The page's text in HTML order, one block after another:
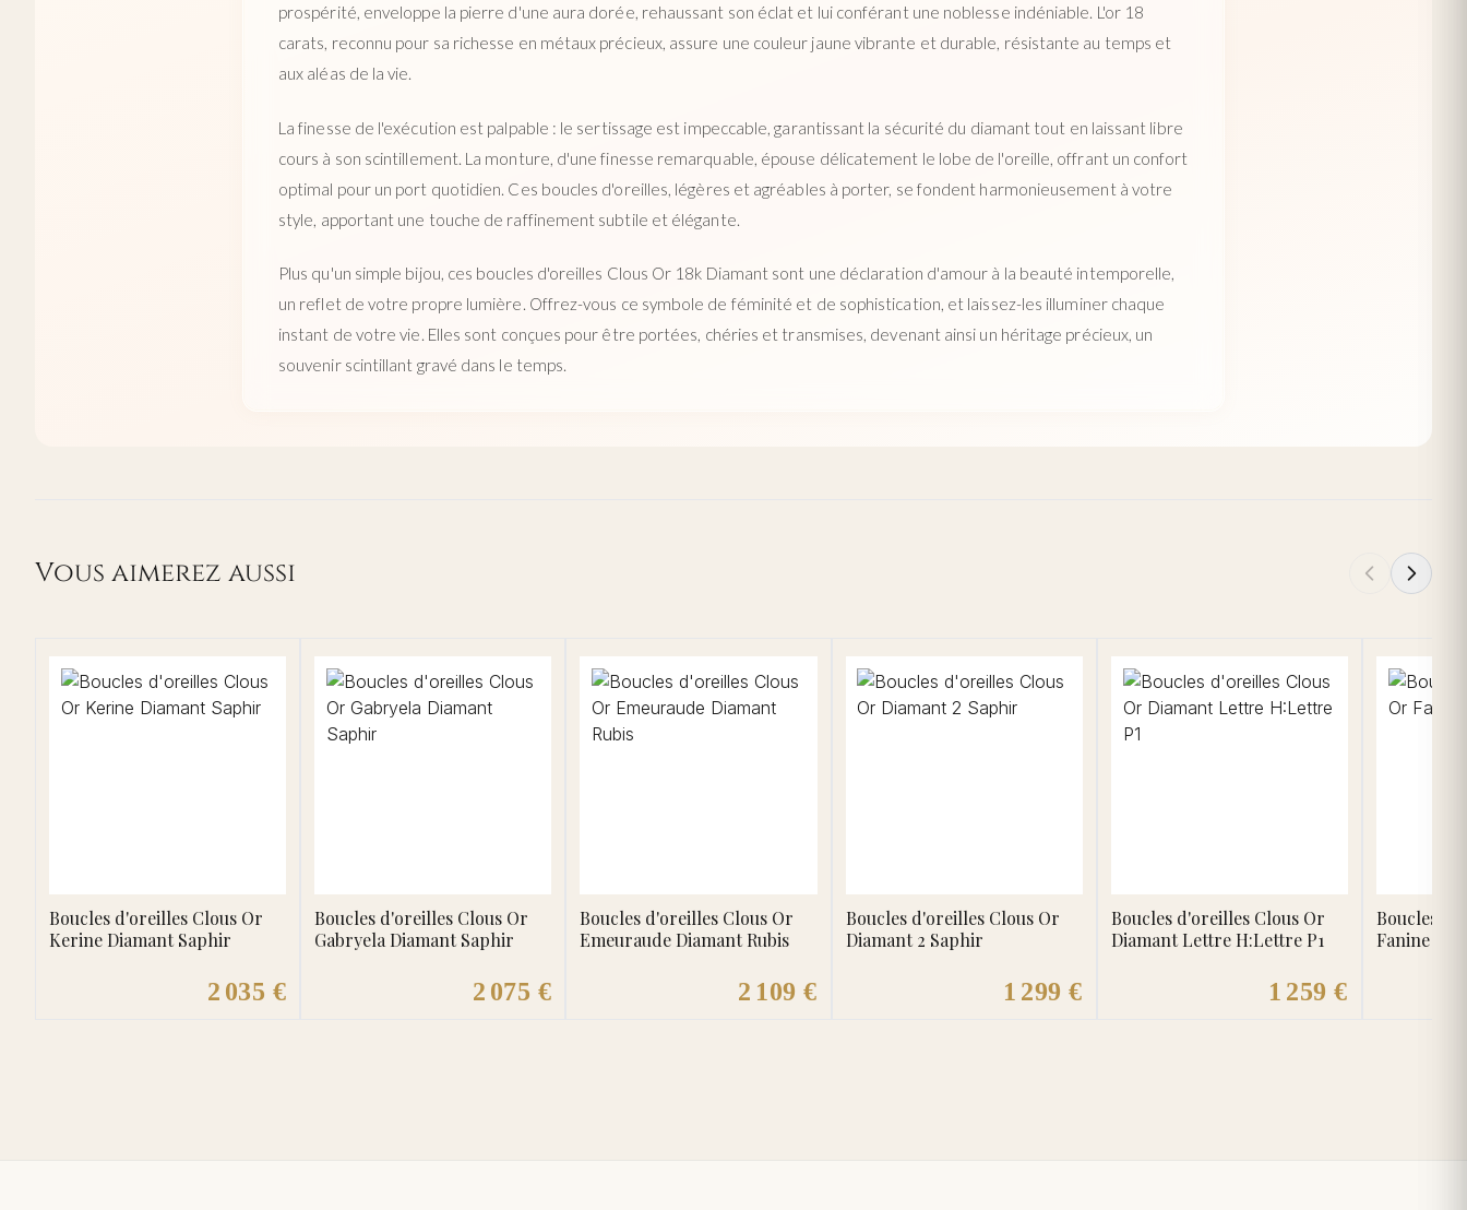
prospérité, enveloppe la pierre d'une aura dorée, rehaussant son éclat et lui conférant une noblesse indéniable. L'or 18
carats, reconnu pour sa richesse en métaux précieux, assure une couleur jaune vibrante et durable, résistante au temps et
aux aléas de la vie.
La finesse de l'exécution est palpable : le sertissage est impeccable, garantissant la sécurité du diamant tout en laissant libre
cours à son scintillement. La monture, d'une finesse remarquable, épouse délicatement le lobe de l'oreille, offrant un confort
optimal pour un port quotidien. Ces boucles d'oreilles, légères et agréables à porter, se fondent harmonieusement à votre
style, apportant une touche de raffinement subtile et élégante.
Plus qu'un simple bijou, ces boucles d'oreilles Clous Or 18k Diamant sont une déclaration d'amour à la beauté intemporelle,
un reflet de votre propre lumière. Offrez-vous ce symbole de féminité et de sophistication, et laissez-les illuminer chaque
instant de votre vie. Elles sont conçues pour être portées, chéries et transmises, devenant ainsi un héritage précieux, un
souvenir scintillant gravé dans le temps.
Vous aimerez aussi
Boucles d'oreilles Clous Or
Kerine Diamant Saphir
2 035 €
Boucles d'oreilles Clous Or
Gabryela Diamant Saphir
2 075 €
Boucles d'oreilles Clous Or
Emeuraude Diamant Rubis
2 109 €
Boucles d'oreilles Clous Or
Diamant 2 Saphir
1 299 €
Boucles d'oreilles Clous Or
Diamant Lettre H:Lettre P1
1 259 €
Boucles
Fanine